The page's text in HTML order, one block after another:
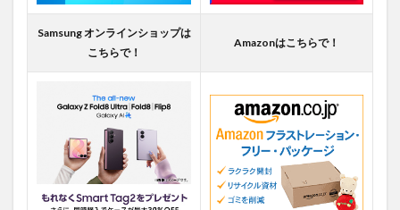
Samsung オンラインショップは
こちらで！
Amazonはこちらで！